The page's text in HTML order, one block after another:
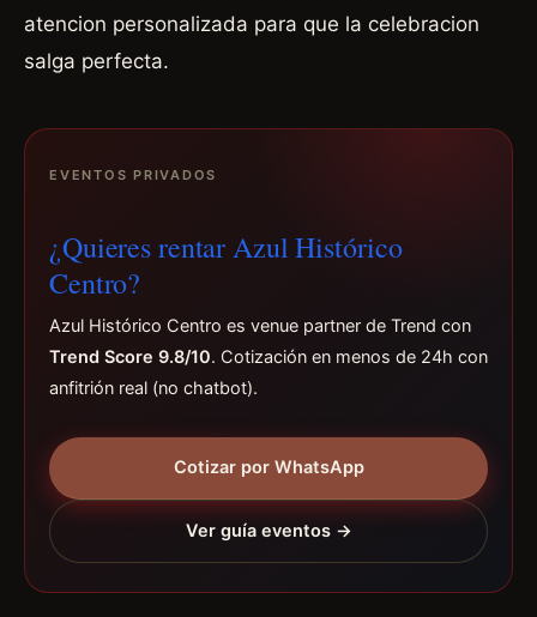
atencion personalizada para que la celebracion
salga perfecta.
EVENTOS PRIVADOS
¿Quieres rentar Azul Histórico
Centro?
Azul Histórico Centro es venue partner de Trend con
Trend Score 9.8/10. Cotización en menos de 24h con
anfitrión real (no chatbot).
Cotizar por WhatsApp
Ver guía eventos →